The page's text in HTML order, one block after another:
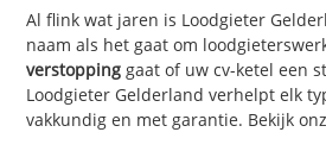
Al flink wat jaren is Loodgieter
naam als het gaat om
verstopping gaat of uw cv-ketel een
Loodgieter Gelderland verhelpt elk
vakkundig en met garantie. Bekijk